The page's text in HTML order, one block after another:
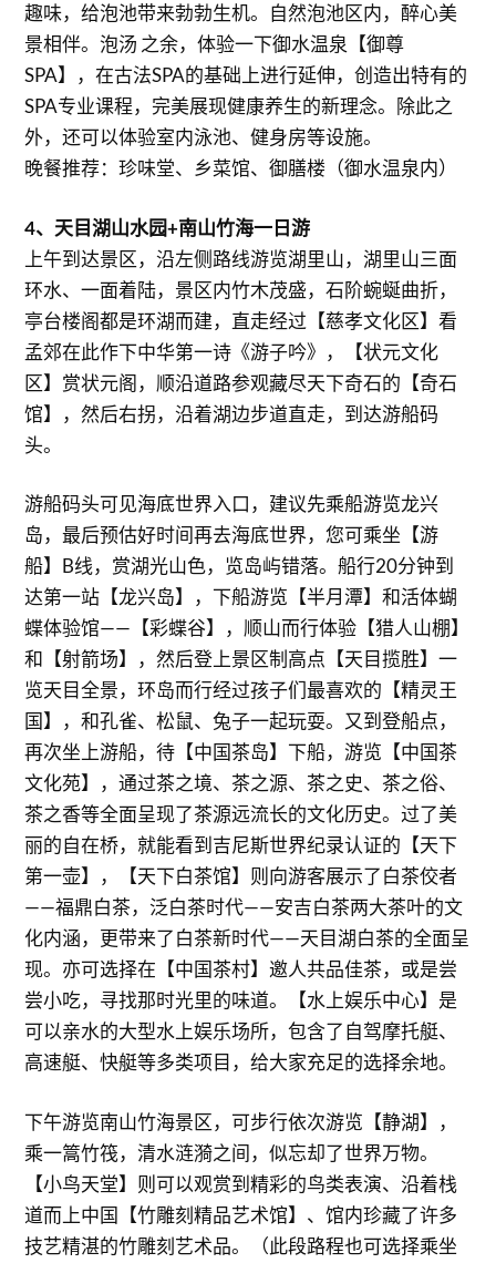
趣味，给泡池带来勃勃生机。自然泡池区内，醉心美
景相伴。泡汤 之余，体验一下御水温泉【御尊
SPA】，在古法SPA的基础上进行延伸，创造出特有的
SPA专业课程，完美展现健康养生的新理念。除此之
外，还可以体验室内泳池、健身房等设施。
晚餐推荐：珍味堂、乡菜馆、御膳楼（御水温泉内）
4、天目湖山水园+南山竹海一日游
上午到达景区，沿左侧路线游览湖里山，湖里山三面
环水、一面着陆，景区内竹木茂盛，石阶蜿蜒曲折，
亭台楼阁都是环湖而建，直走经过【慈孝文化区】看
孟郊在此作下中华第一诗《游子吟》，【状元文化
区】赏状元阁，顺沿道路参观藏尽天下奇石的【奇石
馆】，然后右拐，沿着湖边步道直走，到达游船码
头。
游船码头可见海底世界入口，建议先乘船游览龙兴
岛，最后预估好时间再去海底世界，您可乘坐【游
船】B线，赏湖光山色，览岛屿错落。船行20分钟到
达第一站【龙兴岛】，下船游览【半月潭】和活体蝴
蝶体验馆——【彩蝶谷】，顺山而行体验【猎人山棚】
和【射箭场】，然后登上景区制高点【天目揽胜】一
览天目全景，环岛而行经过孩子们最喜欢的【精灵王
国】，和孔雀、松鼠、兔子一起玩耍。又到登船点，
再次坐上游船，待【中国茶岛】下船，游览【中国茶
文化苑】，通过茶之境、茶之源、茶之史、茶之俗、
茶之香等全面呈现了茶源远流长的文化历史。过了美
丽的自在桥，就能看到吉尼斯世界纪录认证的【天下
第一壶】，【天下白茶馆】则向游客展示了白茶佼者
——福鼎白茶，泛白茶时代——安吉白茶两大茶叶的文
化内涵，更带来了白茶新时代——天目湖白茶的全面呈
现。亦可选择在【中国茶村】邀人共品佳茶，或是尝
尝小吃，寻找那时光里的味道。【水上娱乐中心】是
可以亲水的大型水上娱乐场所，包含了自驾摩托艇、
高速艇、快艇等多类项目，给大家充足的选择余地。
下午游览南山竹海景区，可步行依次游览【静湖】，
乘一篙竹筏，清水涟漪之间，似忘却了世界万物。
【小鸟天堂】则可以观赏到精彩的鸟类表演、沿着栈
道而上中国【竹雕刻精品艺术馆】、馆内珍藏了许多
技艺精湛的竹雕刻艺术品。（此段路程也可选择乘坐